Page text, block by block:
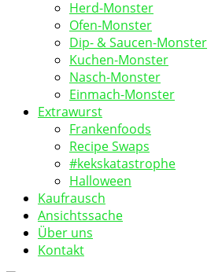
Herd-Monster
Ofen-Monster
Dip- & Saucen-Monster
Kuchen-Monster
Nasch-Monster
Einmach-Monster
Extrawurst
Frankenfoods
Recipe Swaps
#kekskatastrophe
Halloween
Kaufrausch
Ansichtssache
Über uns
Kontakt